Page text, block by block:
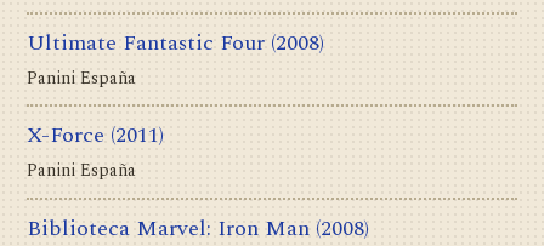
Ultimate Fantastic Four (2008)
Panini España
X-Force (2011)
Panini España
Biblioteca Marvel: Iron Man (2008)